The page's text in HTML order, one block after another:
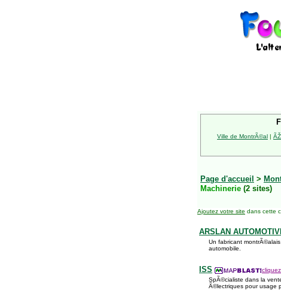
Ville de MontrÃ©al |
Page d'accueil >
Machinerie (2 sites)
Ajoutez votre site dans cette
ARSLAN
Un fabricant
automobile.
ISS
SpÃ©cialiste dans la
Ã©lectriques pour usage